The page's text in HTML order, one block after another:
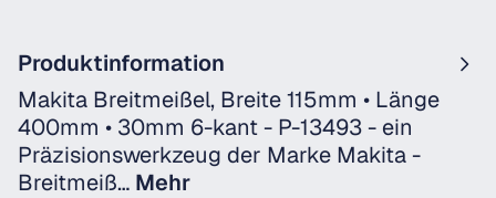
Produktinformation
Makita Breitmeißel, Breite 115mm • Länge
400mm • 30mm 6-kant - P-13493 - ein
Präzisionswerkzeug der Marke Makita -
Breitmeiß… Mehr